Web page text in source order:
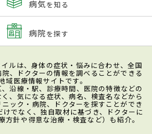
病気を知る
病院を探す
イルは、身体の症状・悩みに合わせ、全国
、ドクターの情報を調べることができる
域医療情報サイトです。
沿線・駅、診療時間、医院の特徴などの
、気になる症状、病名、検査名などから
ック・病院、ドクターを探すことができ
けでなく、独自取材に基づき、ドクターに
方針や得意な治療・検査など）も紹介。